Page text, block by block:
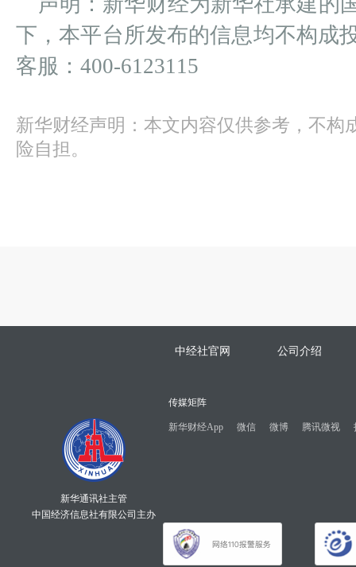
下，本平台所发布的信息均不构成
客服：400-6123115
新华财经声明：本文内容仅供参考，不构
险自担。
中经社官网 公司介绍
新华通讯社主管
中国经济信息社有限公司主办
传媒矩阵
新华财经App 微信 微博 腾讯微视